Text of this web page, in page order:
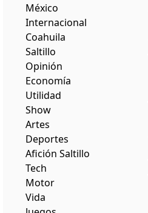
México
Internacional
Coahuila
Saltillo
Opinión
Economía
Utilidad
Show
Artes
Deportes
Afición Saltillo
Tech
Motor
Vida